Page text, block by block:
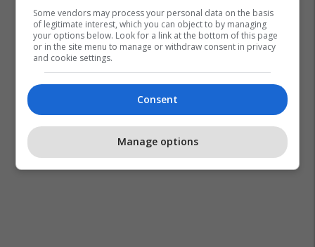
Barcelona Antoine Griezmann La Liga
Some vendors may process your personal data on the basis
of legitimate interest, which you can object to by managing
your options below. Look for a link at the bottom of this page
or in the site menu to manage or withdraw consent in privacy
and cookie settings.
Consent
Manage options